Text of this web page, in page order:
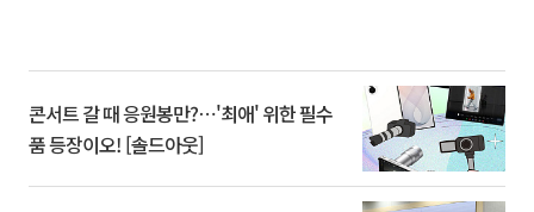
콘서트 갈 때 응원봉만?⋯'최애' 위한 필수
품 등장이오! [솔드아웃]